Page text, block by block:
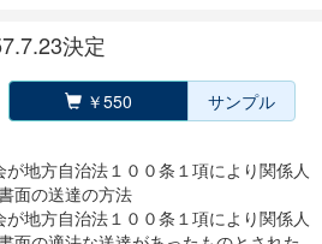
決定
￥550 サンプル
地方自治法１００条１項により関係人
面の送達の方法
地方自治法１００条１項により関係人